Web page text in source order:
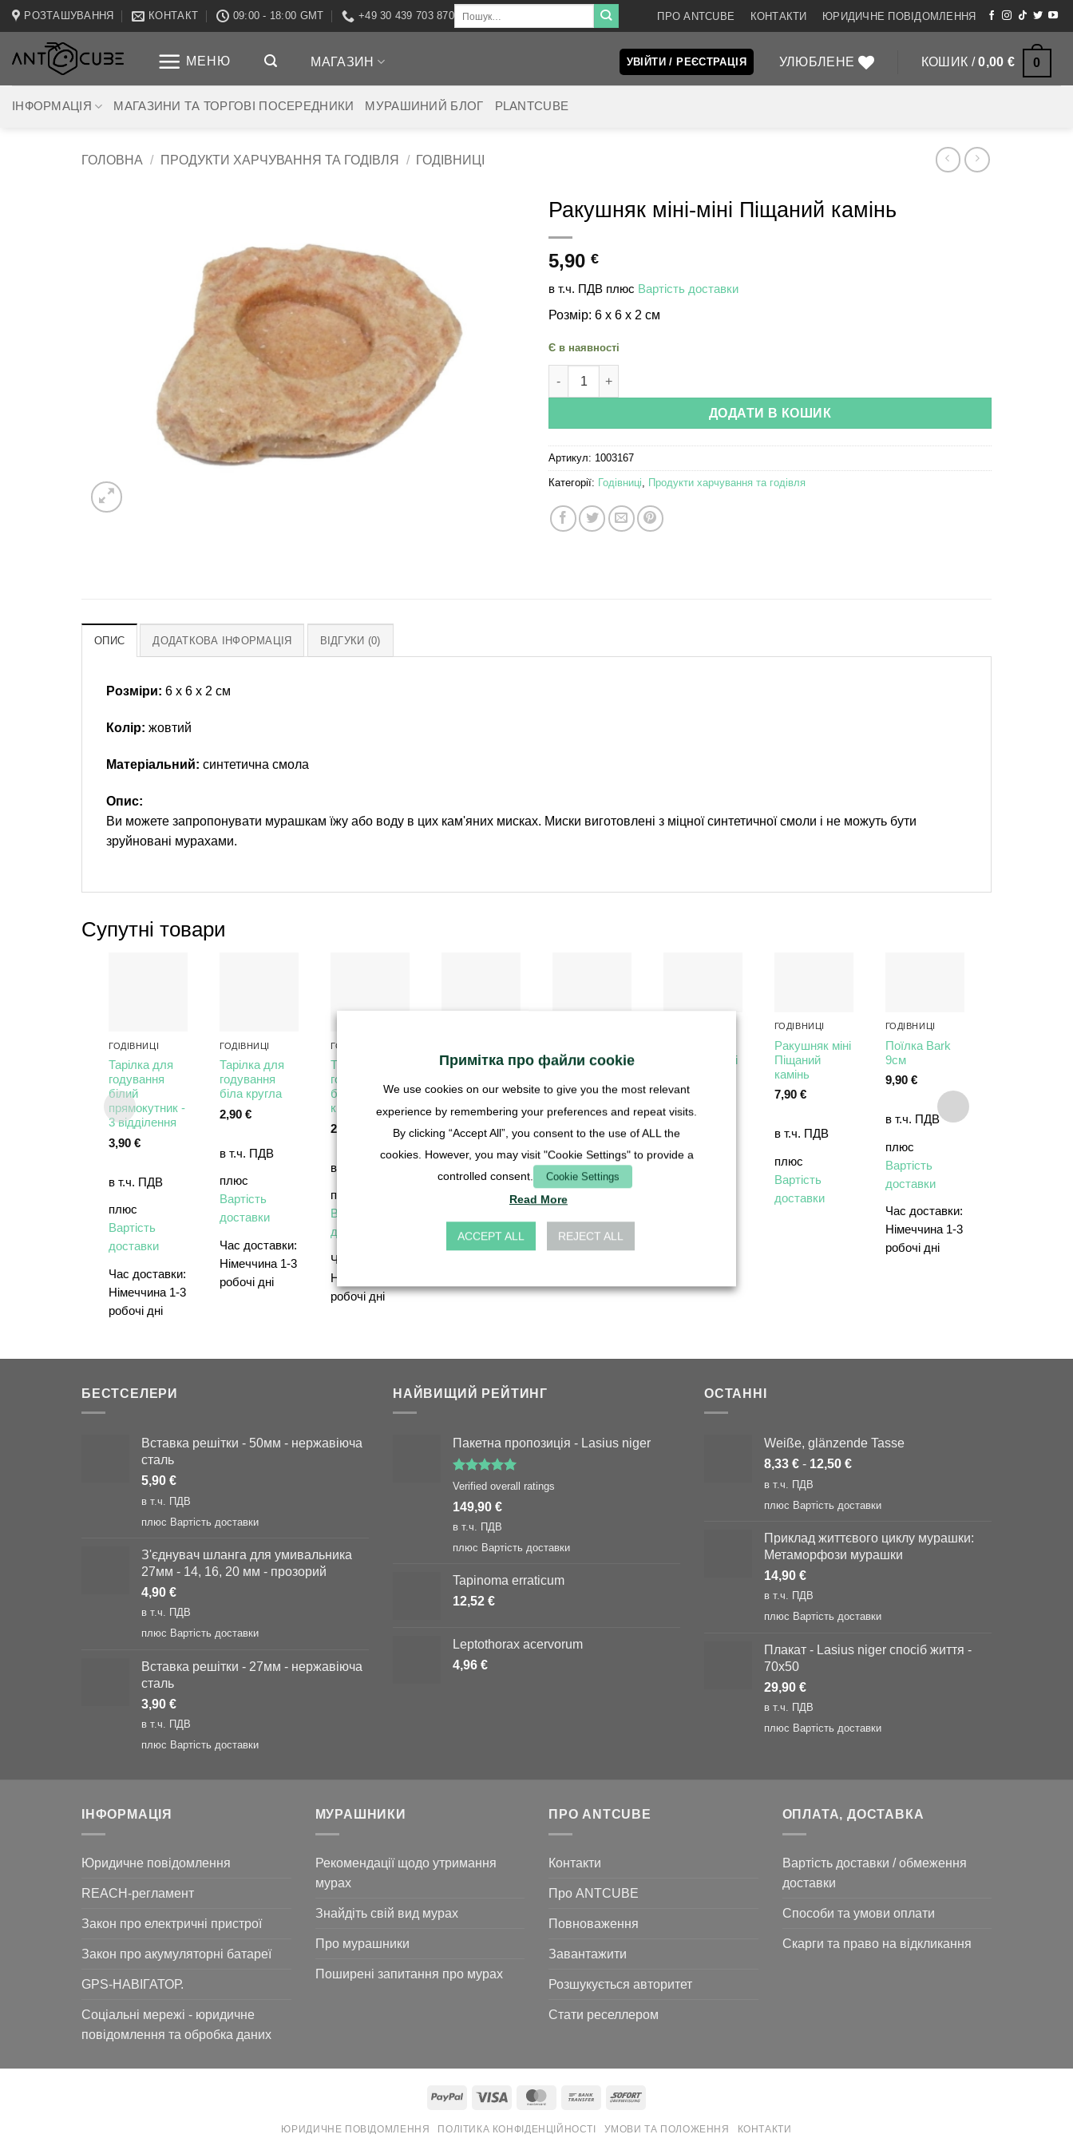
Пропустити
РОЗТАШУВАННЯ КОНТАКТ 09:00 - 18:00 GMT +49 30 439 703 870 ПРО ANTCUBE КОНТАКТИ ЮРИДИЧНЕ ПОВІДОМЛЕННЯ
МЕНЮ МАГАЗИН УВІЙТИ / РЕЄСТРАЦІЯ УЛЮБЛЕНЕ КОШИК /0,00€ 0
ІНФОРМАЦІЯ МАГАЗИНИ ТА ТОРГОВІ ПОСЕРЕДНИКИ МУРАШИНИЙ БЛОГ PLANTCUBE
ГОЛОВНА / ПРОДУКТИ ХАРЧУВАННЯ ТА ГОДІВЛЯ / ГОДІВНИЦІ
Ракушняк міні-міні Піщаний камінь
5,90 €
в т.ч. ПДВ плюс Вартість доставки
Розмір: 6 x 6 x 2 см
Є в наявності
Rock shell mini-mini Sand Stone кількість
ДОДАТИ В КОШИК
Артикул: 1003167
Категорії: Годівниці, Продукти харчування та годівля
ОПИС ДОДАТКОВА ІНФОРМАЦІЯ ВІДГУКИ (0)
Розміри: 6 x 6 x 2 см
Колір: жовтий
Матеріальний: синтетична смола
Опис:
Ви можете запропонувати мурашкам їжу або воду в цих кам'яних мисках. Миски виготовлені з міцної синтетичної смоли і не можуть бути
зруйновані мурахами.
Супутні товари
ГОДІВНИЦІ
Тарілка для
годування
білий
прямокутник -
3 відділення
3,90€
в т.ч. ПДВ
плюс
Вартість
доставки
Час доставки:
Німеччина 1-3
робочі дні
ГОДІВНИЦІ
Тарілка для
годування
біла кругла
2,90€
в т.ч. ПДВ
плюс
Вартість
доставки
Час доставки:
Німеччина 1-3
робочі дні
ГОДІВНИЦІ
Тарілка для
годування
біла
квадратна
2,90
в т.ч. ПДВ
плюс
Вартість
доставки
Час доставки:
Німеччина 1-3
робочі дні
Миска для їжі
в т.ч. ПДВ
Час доставки:
Німеччина 1-3
оболонка міні-
скеля
5,90€
в т.ч. ПДВ
плюс
чаша міні-міні
5,90€
в т.ч. ПДВ
плюс
ГОДІВНИЦІ
Ракушняк міні
Піщаний
камінь
7,90 €
в т.ч. ПДВ
плюс
Вартість
доставки
ГОДІВНИЦІ
Поїлка Bark
9см
9,90 €
в т.ч. ПДВ
плюс
Вартість
доставки
Час доставки:
Німеччина 1-3
робочі дні
БЕСТСЕЛЕРИ
Вставка решітки - 50мм - нержавіюча
сталь
5,90 €
в т.ч. ПДВ
плюс Вартість доставки
З'єднувач шланга для умивальника
27мм - 14, 16, 20 мм - прозорий
4,90 €
в т.ч. ПДВ
плюс Вартість доставки
Вставка решітки - 27мм - нержавіюча
сталь
3,90 €
в т.ч. ПДВ
плюс Вартість доставки
НАЙВИЩИЙ РЕЙТИНГ
Пакетна пропозиція - Lasius niger
Оцінено в
Verified overall ratings
149,90 €
в т.ч. ПДВ
плюс Вартість доставки
Tapinoma erraticum
12,52 €
Leptothorax acervorum
4,96 €
ОСТАННІ
Weiße, glänzende Tasse
8,33 € - 12,50 €
в т.ч. ПДВ
плюс Вартість доставки
Приклад життєвого циклу мурашки:
Метаморфози мурашки
14,90 €
в т.ч. ПДВ
плюс Вартість доставки
Плакат - Lasius niger спосіб життя -
70x50
29,90 €
в т.ч. ПДВ
плюс Вартість доставки
ІНФОРМАЦІЯ
Юридичне повідомлення
REACH-регламент
Закон про електричні пристрої
Закон про акумуляторні батареї
GPS-НАВІГАТОР.
Соціальні мережі - юридичне
повідомлення та обробка даних
МУРАШНИКИ
Рекомендації щодо утримання
мурах
Знайдіть свій вид мурах
Про мурашники
Поширені запитання про мурах
ПРО ANTCUBE
Контакти
Про ANTCUBE
Повноваження
Завантажити
Розшукується авторитет
Стати реселлером
ОПЛАТА, ДОСТАВКА
Вартість доставки / обмеження
доставки
Способи та умови оплати
Скарги та право на відкликання
PayPal Visa MasterCardBank
Sofort
ЮРИДИЧНЕ ПОВІДОМЛЕННЯ ПОЛІТИКА КОНФІДЕНЦІЙНОСТІ УМОВИ ТА ПОЛОЖЕННЯ КОНТАКТИ
Примітка про файли cookie
We use cookies on our website to give you the most relevant
experience by remembering your preferences and repeat visits.
By clicking “Accept All”, you consent to the use of ALL the
cookies. However, you may visit "Cookie Settings" to provide a
controlled consent.
Cookie Settings
Read More
ACCEPT ALL REJECT ALL